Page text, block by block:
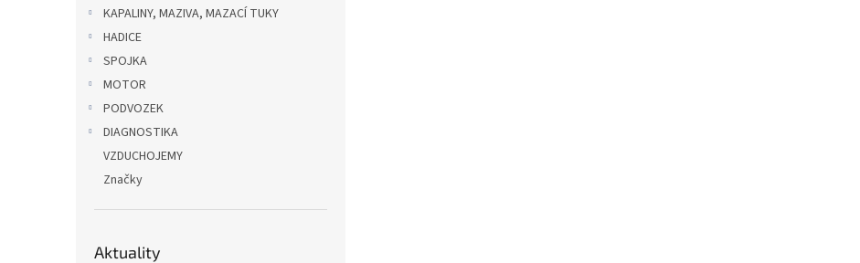
KAPALINY, MAZIVA, MAZACÍ TUKY
HADICE
SPOJKA
MOTOR
PODVOZEK
DIAGNOSTIKA
VZDUCHOJEMY
Značky
Aktuality